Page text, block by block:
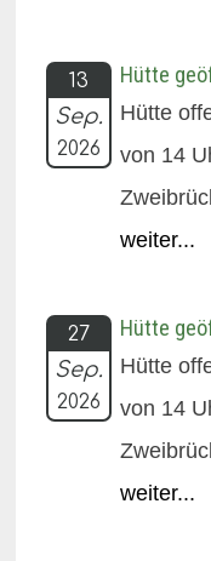
13
Sep.
2026
Hütte
Hütte
von 14
weiter...
27
Sep.
2026
Hütte
Hütte
von 14
weiter...